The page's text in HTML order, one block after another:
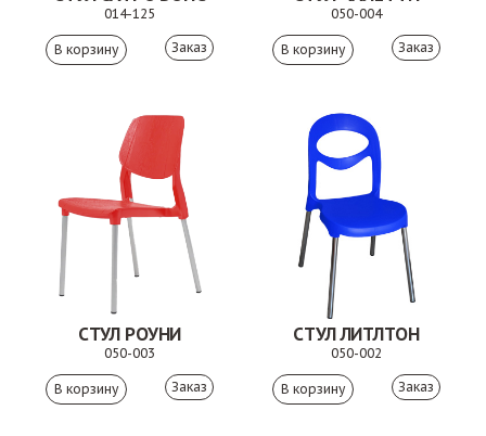
014-125
Заказ
050-004
Заказ
СТУЛ РОУНИ
050-003
Заказ
СТУЛ ЛИТЛТОН
050-002
Заказ